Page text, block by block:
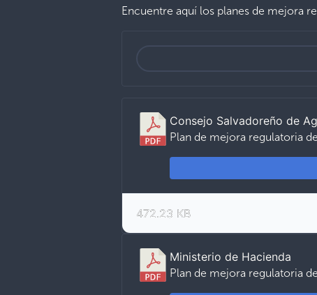
Encuentre aquí los planes de mejora
Consejo Salvadoreño de
Plan de mejora regulatoria
472.23 KB
Ministerio de Hacienda
Plan de mejora regulatoria